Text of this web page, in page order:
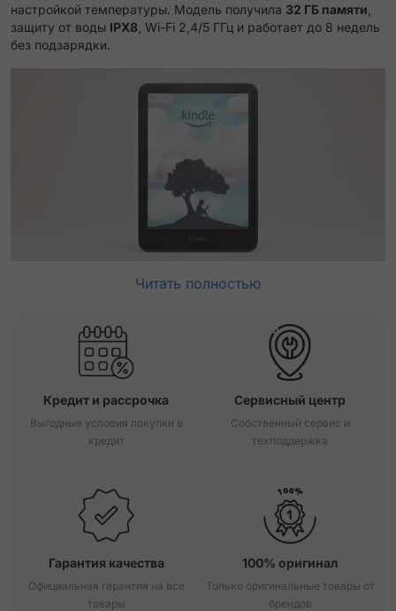
настройкой температуры. Модель получила 32 ГБ памяти
защиту от воды IPX8 , Wi-Fi 2,4/5 ГГц и работает до 8 недель
без подзарядки.
Читать полностью
Кредит и рассрочка
Выгодные условия покупки в
кредит
Сервисный центр
Собственный сервис и
техподдержка
Гарантия качества
Официальная гарантия на все
товары
100% оригинал
Только оригинальные товары от
брендов